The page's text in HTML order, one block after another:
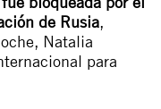
de Rusia,
Natalia
para